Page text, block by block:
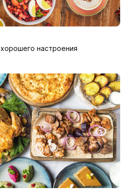
настроения